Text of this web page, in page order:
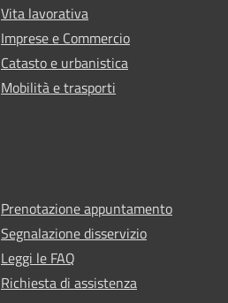
Vita lavorativa
Imprese e Commercio
Catasto e urbanistica
Mobilità e trasporti
Prenotazione appuntamento
Segnalazione disservizio
Leggi le FAQ
Richiesta di assistenza